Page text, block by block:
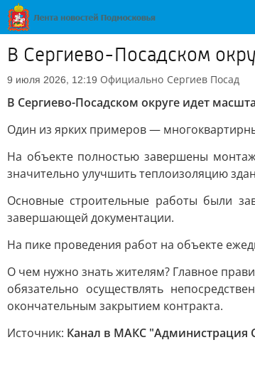
В Сергиево-Посадском
9 июля 2026, 12:19 Официально Сергиев Посад
В Сергиево-Посадском округе идет
Один из ярких примеров —
На объекте полностью завершены
значительно улучшить теплоизоляцию
Основные строительные работы были
завершающей документации.
На пике проведения работ на объекте
О чем нужно знать жителям? Главное
обязательно осуществлять
окончательным закрытием контракта.
Источник: Канал в МАКС "Администрация